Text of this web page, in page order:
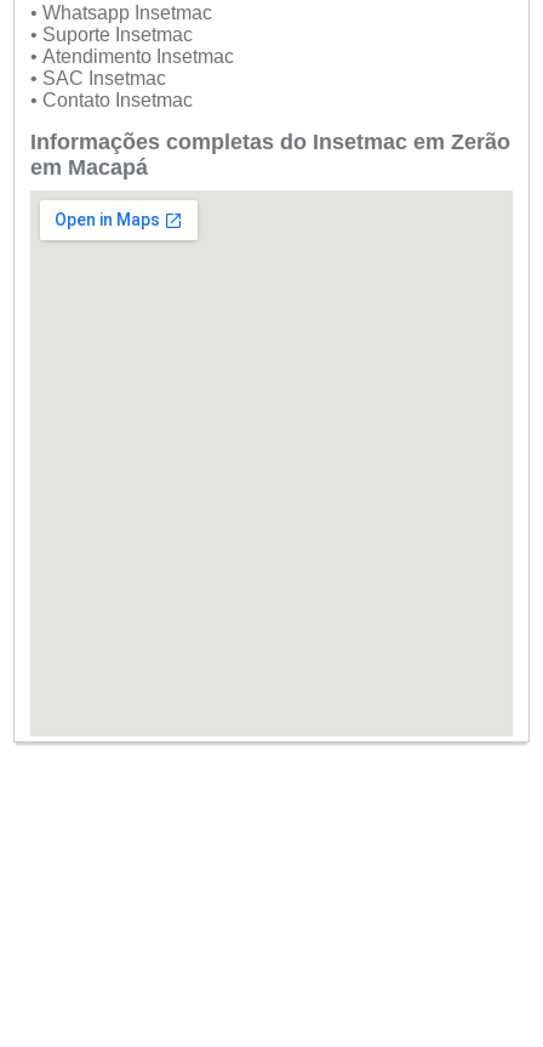
• Whatsapp Insetmac
• Suporte Insetmac
• Atendimento Insetmac
• SAC Insetmac
• Contato Insetmac
Informações completas do Insetmac em Zerão
em Macapá